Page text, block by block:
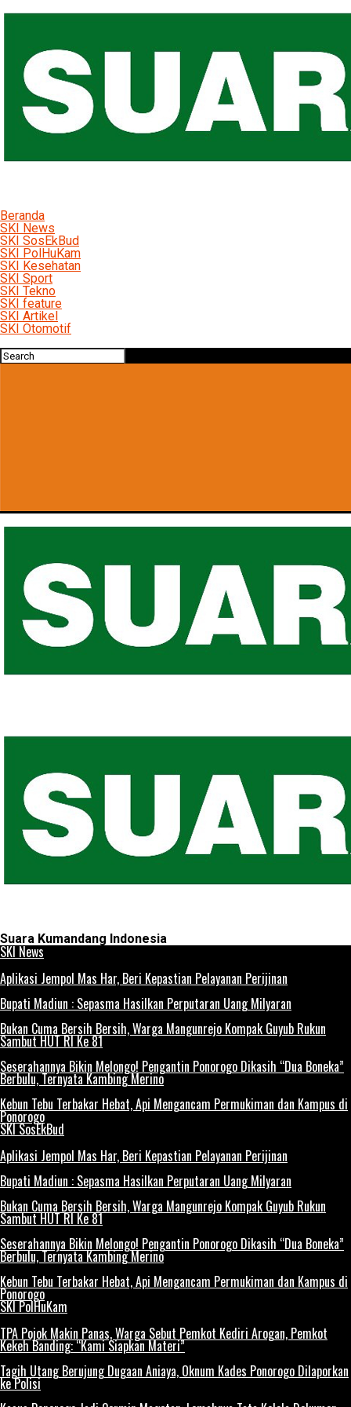
Beranda
SKI News
SKI SosEkBud
SKI PolHuKam
SKI Kesehatan
SKI Sport
SKI Tekno
SKI feature
SKI Artikel
SKI Otomotif
Suara Kumandang Indonesia
SKI News
Aplikasi Jempol Mas Har, Beri Kepastian Pelayanan Perijinan
Bupati Madiun : Sepasma Hasilkan Perputaran Uang Milyaran
Bukan Cuma Bersih Bersih, Warga Mangunrejo Kompak Guyub Rukun
Sambut HUT RI Ke 81
Seserahannya Bikin Melongo! Pengantin Ponorogo Dikasih “Dua Boneka”
Berbulu, Ternyata Kambing Merino
Kebun Tebu Terbakar Hebat, Api Mengancam Permukiman dan Kampus di
Ponorogo
SKI SosEkBud
Aplikasi Jempol Mas Har, Beri Kepastian Pelayanan Perijinan
Bupati Madiun : Sepasma Hasilkan Perputaran Uang Milyaran
Bukan Cuma Bersih Bersih, Warga Mangunrejo Kompak Guyub Rukun
Sambut HUT RI Ke 81
Seserahannya Bikin Melongo! Pengantin Ponorogo Dikasih “Dua Boneka”
Berbulu, Ternyata Kambing Merino
Kebun Tebu Terbakar Hebat, Api Mengancam Permukiman dan Kampus di
Ponorogo
SKI PolHuKam
TPA Pojok Makin Panas, Warga Sebut Pemkot Kediri Arogan, Pemkot
Kekeh Banding: “Kami Siapkan Materi”
Tagih Utang Berujung Dugaan Aniaya, Oknum Kades Ponorogo Dilaporkan
ke Polisi